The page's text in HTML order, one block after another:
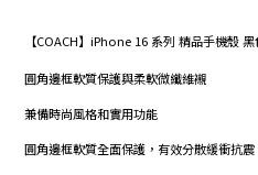
【COACH】iPhone 16 系列 精品手機殼
圓角邊框軟質保護與柔軟微纖維襯
兼備時尚風格和實用功能
圓角邊框軟質全面保護，有效分散緩衝抗震